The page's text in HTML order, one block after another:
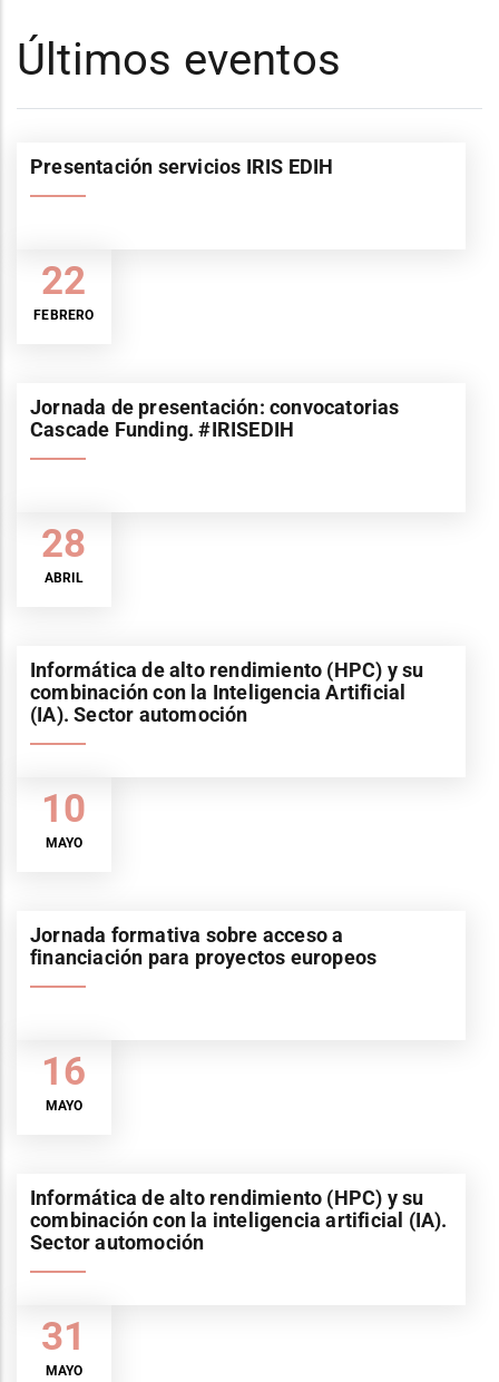
Últimos eventos
22
FEBRERO
Presentación servicios IRIS EDIH
28
ABRIL
Jornada de presentación: convocatorias
Cascade Funding. #IRISEDIH
10
MAYO
Informática de alto rendimiento (HPC) y su
combinación con la Inteligencia Artificial
(IA). Sector automoción
16
MAYO
Jornada formativa sobre acceso a
financiación para proyectos europeos
31
MAYO
Informática de alto rendimiento (HPC) y su
combinación con la inteligencia artificial (IA).
Sector automoción